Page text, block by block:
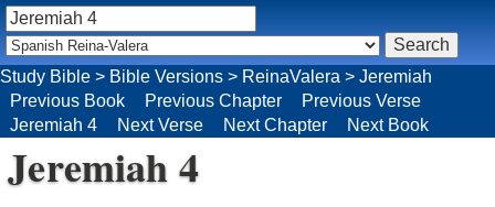
Study Bible > Bible Versions > ReinaValera > Jeremiah
Previous Book
Previous Chapter
Previous Verse
Jeremiah 4
Next Verse Next Chapter Next Book
Jeremiah 4